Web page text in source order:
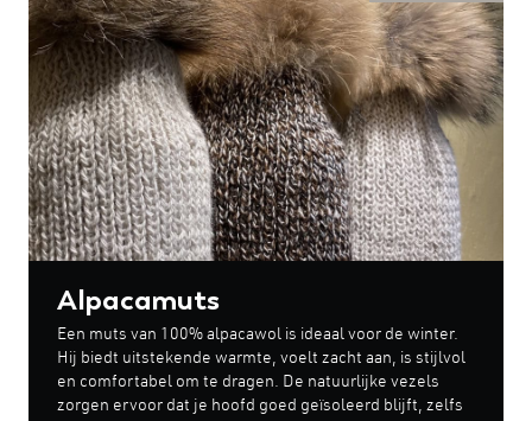
Alpacamuts
Een muts van 100% alpacawol is ideaal voor de winter.
Hij biedt uitstekende warmte, voelt zacht aan, is stijlvol
en comfortabel om te dragen. De natuurlijke vezels
zorgen ervoor dat je hoofd goed geïsoleerd blijft, zelfs